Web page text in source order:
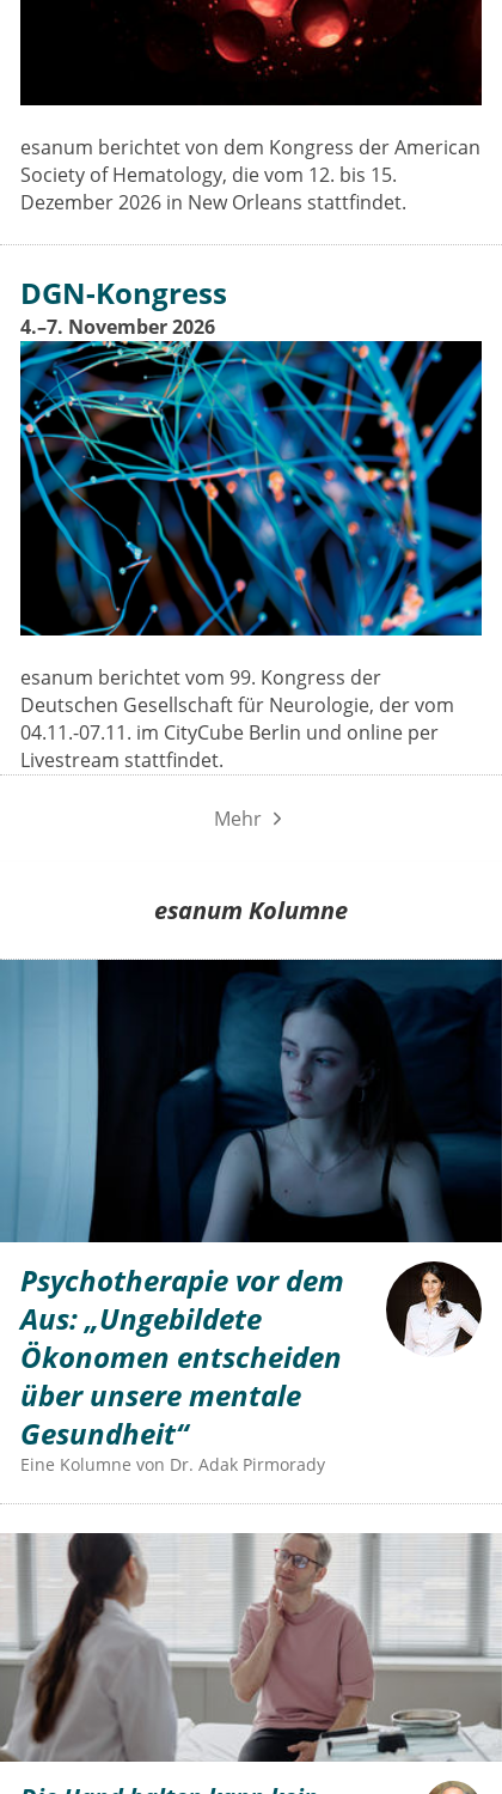
esanum berichtet von dem Kongress der American
Society of Hematology, die vom 12. bis 15.
Dezember 2026 in New Orleans stattfindet.
DGN-Kongress
4.–7. November 2026
esanum berichtet vom 99. Kongress der
Deutschen Gesellschaft für Neurologie, der vom
04.11.-07.11. im CityCube Berlin und online per
Livestream stattfindet.
Mehr
esanum Kolumne
Psychotherapie vor dem
Aus: „Ungebildete
Ökonomen entscheiden
über unsere mentale
Gesundheit“
Eine Kolumne von Dr. Adak Pirmorady